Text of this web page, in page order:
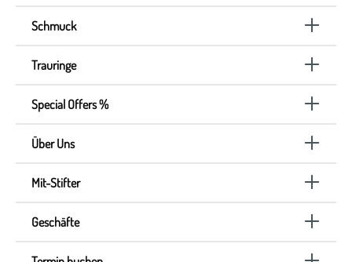
Schmuck
Trauringe
Special Offers %
Über Uns
Mit-Stifter
Geschäfte